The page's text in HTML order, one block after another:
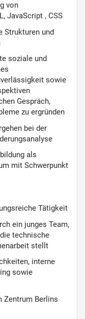
von
JavaScript , CSS
Strukturen und
soziale und
sowie
Gespräch,
zu ergründen
bei der
als
mit Schwerpunkt
Tätigkeit
ein junges Team,
technische
stellt
interne
sowie
Zentrum Berlins